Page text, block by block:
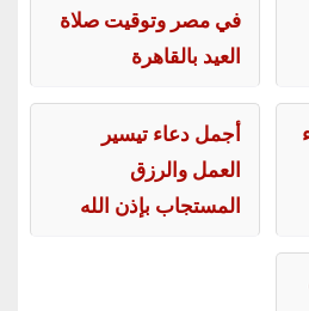
في مصر وتوقيت صلاة
العيد بالقاهرة
أجمل دعاء تيسير
العمل والرزق
المستجاب بإذن الله